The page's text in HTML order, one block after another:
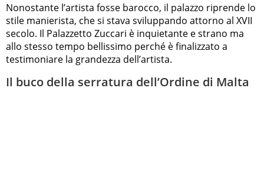
Nonostante l’artista fosse barocco, il palazzo riprende lo
stile manierista, che si stava sviluppando attorno al XVII
secolo. Il Palazzetto Zuccari è inquietante e strano ma
allo stesso tempo bellissimo perché è finalizzato a
testimoniare la grandezza dell’artista.
Il buco della serratura dell’Ordine di Malta